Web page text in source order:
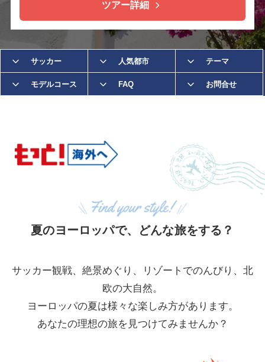
ツアー詳細
サッカー 人気都市 テーマ
モデルコース FAQ お問合せ
夏のヨーロッパで、どんな旅をする？
サッカー観戦、絶景めぐり、リゾートでのんびり、北
欧の大自然。
ヨーロッパの夏は様々な楽しみ方があります。
あなたの理想の旅を見つけてみませんか？